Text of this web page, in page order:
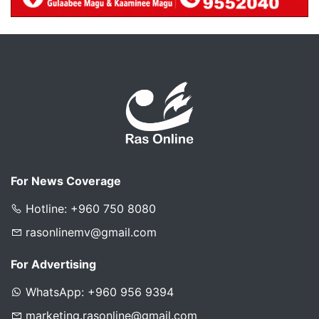
For News Coverage
Hotline: +960 750 8080
rasonlinemv@gmail.com
For Advertising
WhatsApp: +960 956 9394
marketing.rasonline@gmail.com